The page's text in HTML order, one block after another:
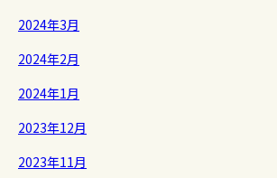
2024年3月
2024年2月
2024年1月
2023年12月
2023年11月